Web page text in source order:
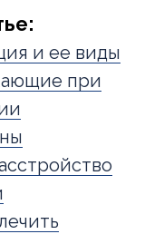
и ее виды
при